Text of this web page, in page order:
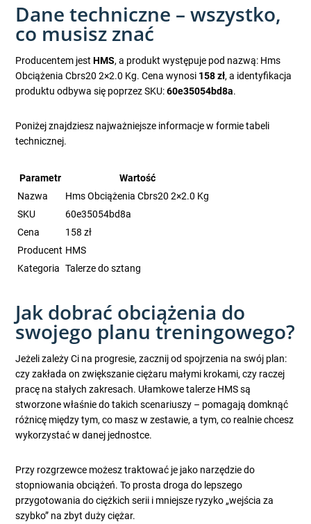
Dane techniczne – wszystko,
co musisz znać
Producentem jestHMS, a produkt występuje pod nazwą: Hms
Obciążenia Cbrs20 2×2.0 Kg. Cena wynosi 158 zł, a identyfikacja
produktu odbywa się poprzez SKU:60e35054bd8a.
Poniżej znajdziesz najważniejsze informacje w formie tabeli
technicznej.
Parametr
Wartość
Nazwa
Hms Obciążenia Cbrs20 2×2.0 Kg
SKU
60e35054bd8a
Cena
158 zł
Producent HMS
Kategoria Talerze do sztang
Jak dobrać obciążenia do
swojego planu treningowego?
Jeżeli zależy Ci na progresie, zacznij od spojrzenia na swój plan:
czy zakłada on zwiększanie ciężaru małymi krokami, czy raczej
pracę na stałych zakresach. Ułamkowe talerze HMS są
stworzone właśnie do takich scenariuszy – pomagają domknąć
różnicę między tym, co masz w zestawie, a tym, co realnie chcesz
wykorzystać w danej jednostce.
Przy rozgrzewce możesz traktować je jako narzędzie do
stopniowania obciążeń. To prosta droga do lepszego
przygotowania do ciężkich serii i mniejsze ryzyko „wejścia za
szybko” na zbyt duży ciężar.